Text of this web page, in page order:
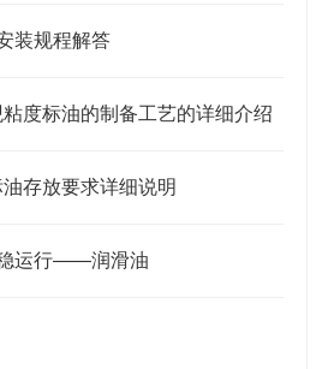
装规程解答
度标油的制备工艺的详细介绍
存放要求详细说明
运行——润滑油